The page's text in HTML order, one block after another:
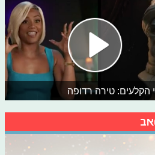
הקלעים: טירה רדופה